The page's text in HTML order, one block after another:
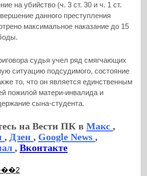
на убийство (ч. 3 ст. 30 и ч. 1 ст.
данного преступления
максимальное наказание до 15
судья учел ряд смягчающих
ситуацию подсудимого, состояние
то, что он является единственным
пожилой матери-инвалида и
сына-студента.
на Вести ПК вМакс,
, Дзен, Google News,
,Вконтакте